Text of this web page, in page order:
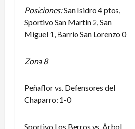
Posiciones:San Isidro 4 ptos,
Sportivo San Martín 2, San
Miguel 1, Barrio San Lorenzo 0
Zona 8
Peñaflor vs. Defensores del
Chaparro: 1-0
Sportivo Los Berros vs. Árbol